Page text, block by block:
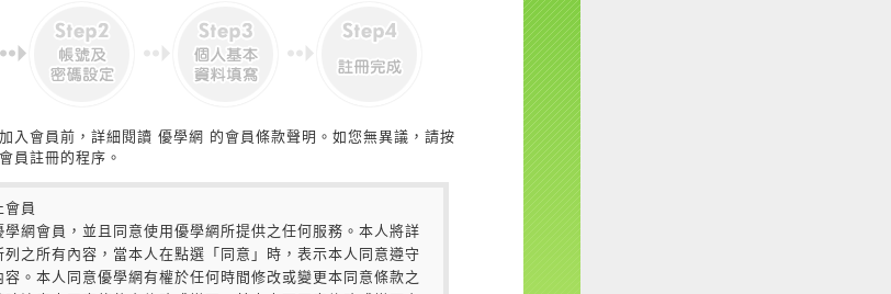
入會員前，詳細閱讀 優學網 的會員條款聲明。如您無異議，請按
員註冊的程序。